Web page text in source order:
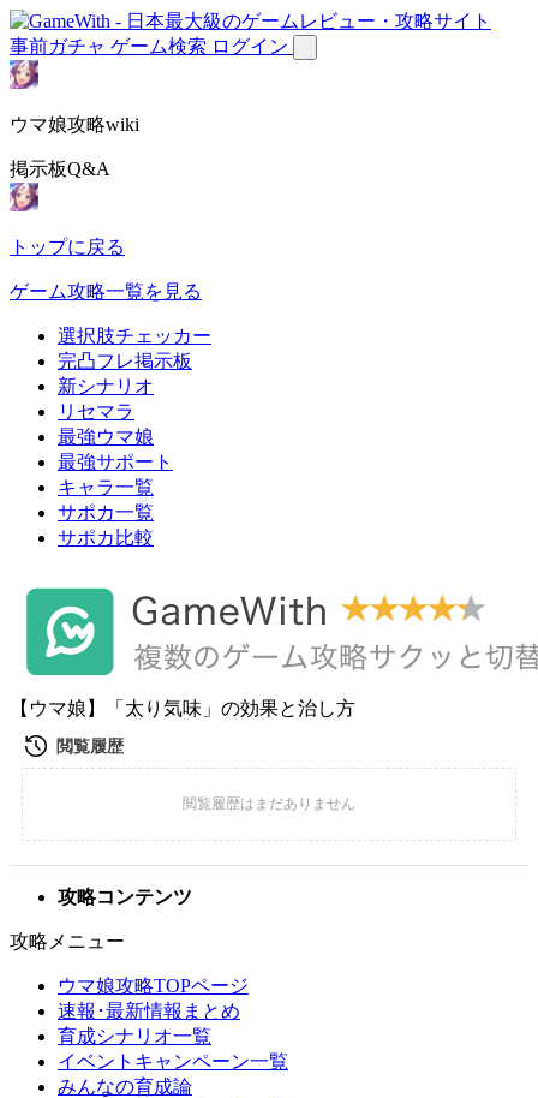
事前ガチャ ゲーム検索 ログイン
ウマ娘攻略wiki
掲示板Q&A
トップに戻る
ゲーム攻略一覧を見る
選択肢チェッカー
完凸フレ掲示板
新シナリオ
リセマラ
最強ウマ娘
最強サポート
キャラ一覧
サポカ一覧
サポカ比較
【ウマ娘】「太り気味」の効果と治し方
攻略コンテンツ
攻略メニュー
ウマ娘攻略TOPページ
速報･最新情報まとめ
育成シナリオ一覧
イベントキャンペーン一覧
みんなの育成論